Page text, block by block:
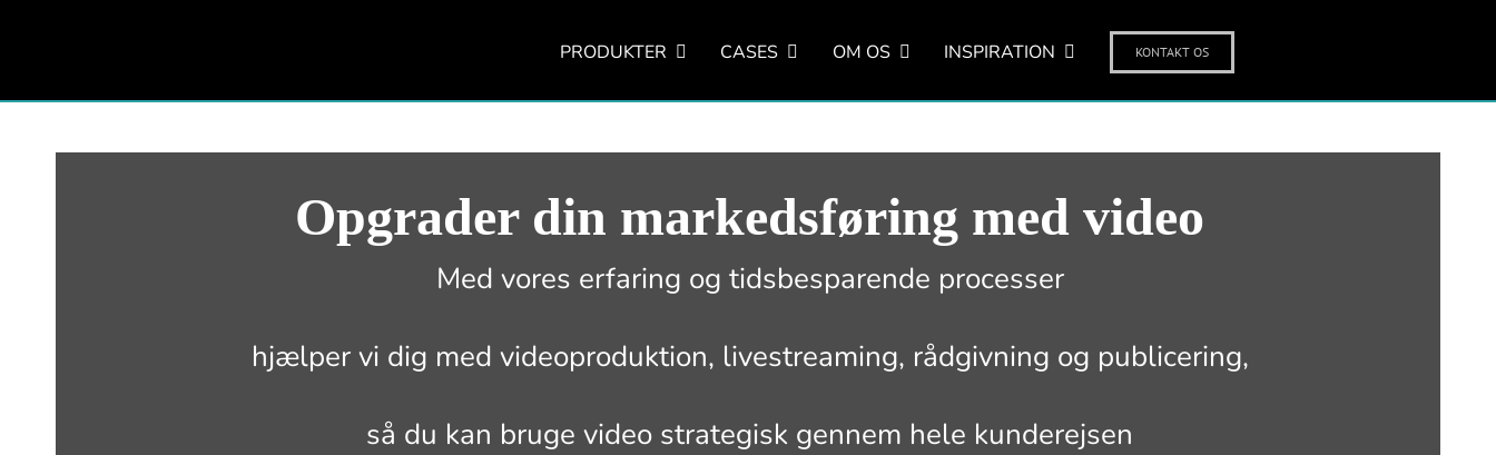
PRODUKTER CASES OM OS INSPIRATION KONTAKT OS
Opgrader din markedsføring med video
Med vores erfaring og tidsbesparende processer
hjælper vi dig med videoproduktion, livestreaming, rådgivning og publicering,
så du kan bruge video strategisk gennem hele kunderejsen